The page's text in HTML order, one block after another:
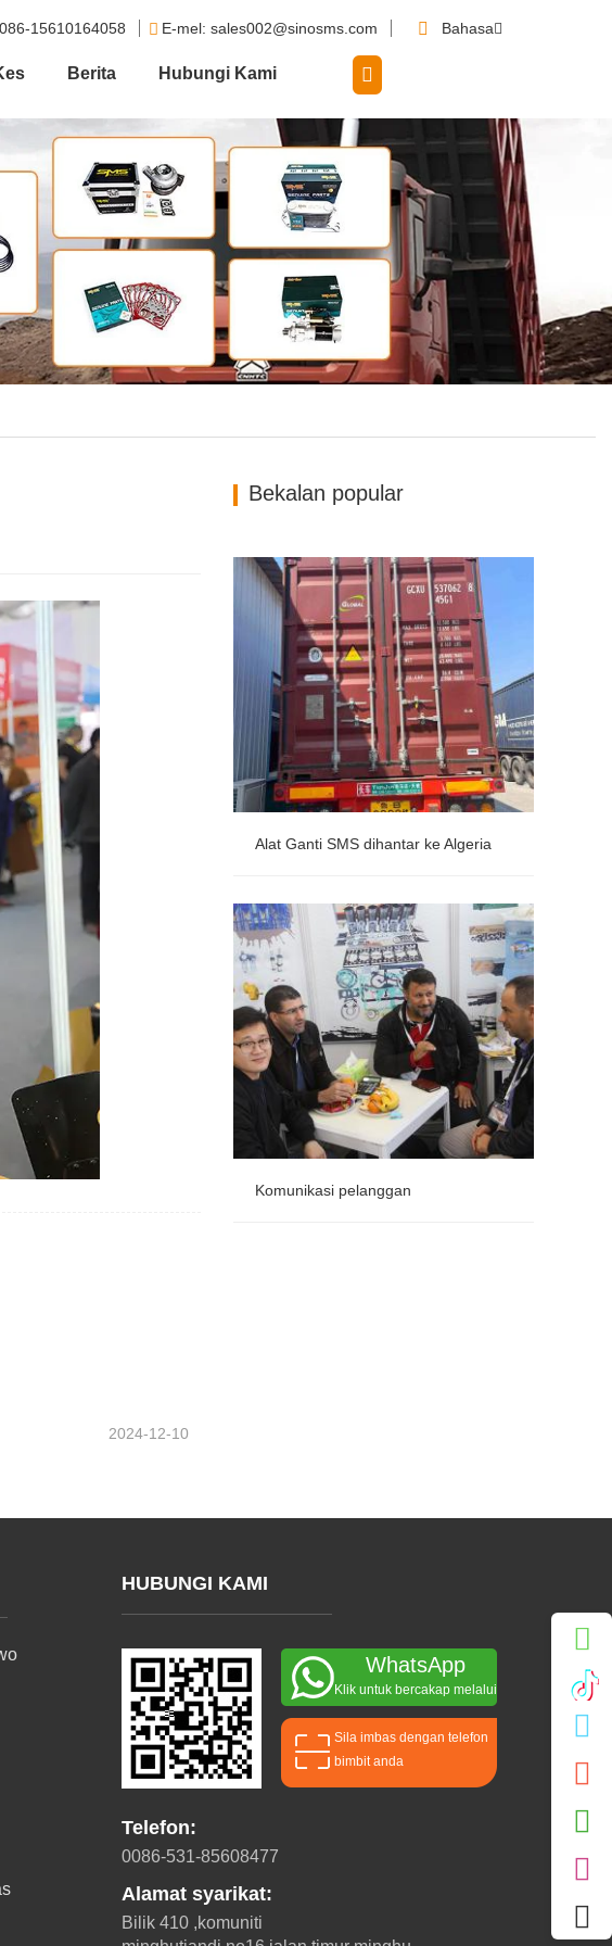
Berita Hubungi Kami
15610164058 E-mel: sales002@sinosms.com Bahasa
2024-12-10
Bekalan popular
Alat Ganti SMS dihantar ke Algeria
Alat Ganti SMS dihantar ke Algeria
Komunikasi pelanggan
HUBUNGI KAMI
WhatsApp
Klik untuk bercakap melalui
whatsapp
Sila imbas dengan telefon
bimbit anda
Telefon:
0086-531-85608477
Alamat syarikat:
Bilik 410 ,komuniti